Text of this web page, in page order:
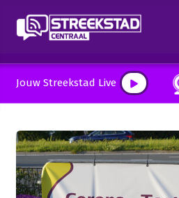
Jouw Streekstad Live